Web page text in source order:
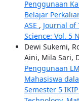
Penggunaan
Belajar
ASE , Journal of
Science: Vol. 5
Dewi Sukemi,
Aini, Mila Sari,
Penggunaan
Mahasiswa
Semester 5